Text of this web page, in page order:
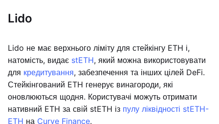
Lido
Lido не має верхнього ліміту для стейкінгу ETH і,
натомість, видає stETH, який можна використовувати
для кредитування, забезпечення та інших цілей DeFi.
Стейкінгований ETH генерує винагороди, які
оновлюються щодня. Користувачі можуть отримати
нативний ETH за свій stETH із пулу ліквідності stETH-
ETH на Curve Finance.